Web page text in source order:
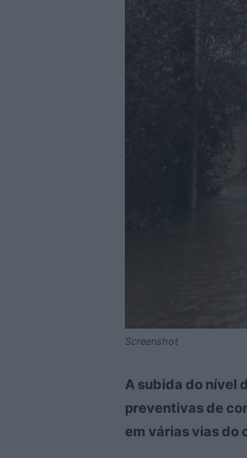
Screenshot
A subida do nível
preventivas de
em várias vias do